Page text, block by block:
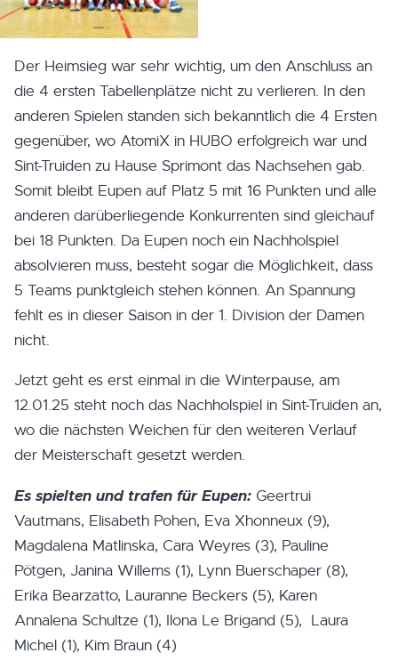
Der Heimsieg war sehr wichtig, um den Anschluss an
die 4 ersten Tabellenplätze nicht zu verlieren. In den
anderen Spielen standen sich bekanntlich die 4 Ersten
gegenüber, wo AtomiX in HUBO erfolgreich war und
Sint-Truiden zu Hause Sprimont das Nachsehen gab.
Somit bleibt Eupen auf Platz 5 mit 16 Punkten und alle
anderen darüberliegende Konkurrenten sind gleichauf
bei 18 Punkten. Da Eupen noch ein Nachholspiel
absolvieren muss, besteht sogar die Möglichkeit, dass
5 Teams punktgleich stehen können. An Spannung
fehlt es in dieser Saison in der 1. Division der Damen
nicht.
Jetzt geht es erst einmal in die Winterpause, am
12.01.25 steht noch das Nachholspiel in Sint-Truiden an,
wo die nächsten Weichen für den weiteren Verlauf
der Meisterschaft gesetzt werden.
Es spielten und trafen für Eupen: Geertrui
Vautmans, Elisabeth Pohen, Eva Xhonneux (9),
Magdalena Matlinska, Cara Weyres (3), Pauline
Pötgen, Janina Willems (1), Lynn Buerschaper (8),
Erika Bearzatto, Lauranne Beckers (5), Karen
Annalena Schultze (1), Ilona Le Brigand (5), Laura
Michel (1), Kim Braun (4)